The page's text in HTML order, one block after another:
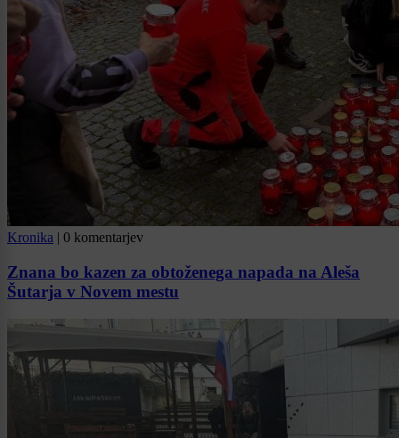
Kronika | 0 komentarjev
Znana bo kazen za obtoženega napada na Aleša
Šutarja v Novem mestu